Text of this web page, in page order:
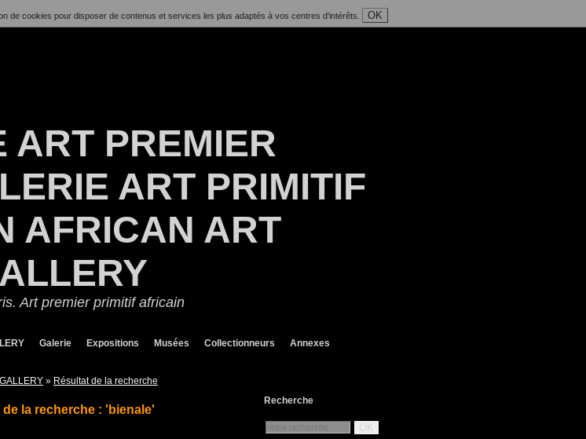
de cookies pour disposer de contenus et services les plus adaptés à vos centres d'intérêts. OK
ART PREMIER
ART PRIMITIF
AFRICAN ART
Art premier primitif africain
Galerie Expositions Musées Collectionneurs Annexes
» Résultat de la recherche
de la recherche : 'bienale'
Recherche
OK